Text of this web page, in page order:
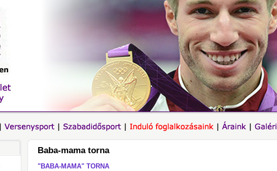
Baba-mama torna
"BABA-MAMA" TORNA